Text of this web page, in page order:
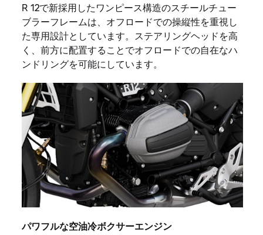
R 12で新採用したワンピース構造のスチールチュー
ブラーフレームは、オフロードでの操縦性を重視し
た専用設計としています。ステアリングヘッドを高
く、前方に配置することでオフロードでの自在なハ
ンドリングを可能にしています。
パワフルな空油冷ボクサーエンジン